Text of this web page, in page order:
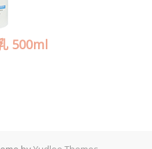
500ml